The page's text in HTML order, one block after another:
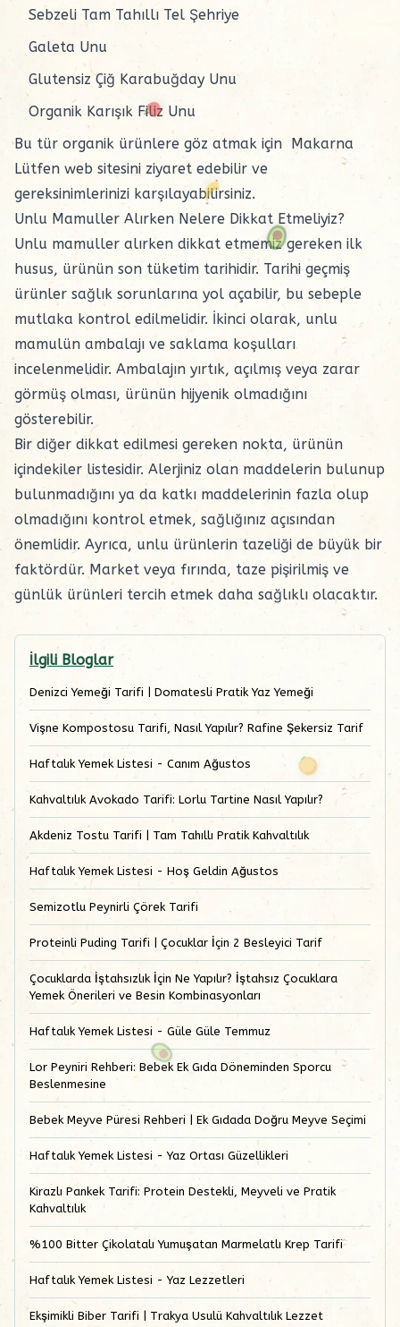
Sebzeli Tam Tahıllı Tel Şehriye
Galeta Unu
Glutensiz Çiğ Karabuğday Unu
Organik Karışık Filiz Unu
Bu tür organik ürünlere göz atmak için Makarna
Lütfen web sitesini ziyaret edebilir ve
gereksinimlerinizi karşılayabilirsiniz.
Unlu Mamuller Alırken Nelere Dikkat Etmeliyiz?
Unlu mamuller alırken dikkat etmemiz gereken ilk
husus, ürünün son tüketim tarihidir. Tarihi geçmiş
ürünler sağlık sorunlarına yol açabilir, bu sebeple
mutlaka kontrol edilmelidir. İkinci olarak, unlu
mamulün ambalajı ve saklama koşulları
incelenmelidir. Ambalajın yırtık, açılmış veya zarar
görmüş olması, ürünün hijyenik olmadığını
gösterebilir.
Bir diğer dikkat edilmesi gereken nokta, ürünün
içindekiler listesidir. Alerjiniz olan maddelerin bulunup
bulunmadığını ya da katkı maddelerinin fazla olup
olmadığını kontrol etmek, sağlığınız açısından
önemlidir. Ayrıca, unlu ürünlerin tazeliği de büyük bir
faktördür. Market veya fırında, taze pişirilmiş ve
günlük ürünleri tercih etmek daha sağlıklı olacaktır.
İlgili Bloglar
Denizci Yemeği Tarifi | Domatesli Pratik Yaz Yemeği
Vişne Kompostosu Tarifi, Nasıl Yapılır? Rafine Şekersiz Tarif
Haftalık Yemek Listesi - Canım Ağustos
Kahvaltılık Avokado Tarifi: Lorlu Tartine Nasıl Yapılır?
Akdeniz Tostu Tarifi | Tam Tahıllı Pratik Kahvaltılık
Haftalık Yemek Listesi - Hoş Geldin Ağustos
Semizotlu Peynirli Çörek Tarifi
Proteinli Puding Tarifi | Çocuklar İçin 2 Besleyici Tarif
Çocuklarda İştahsızlık İçin Ne Yapılır? İştahsız Çocuklara
Yemek Önerileri ve Besin Kombinasyonları
Haftalık Yemek Listesi - Güle Güle Temmuz
Lor Peyniri Rehberi: Bebek Ek Gıda Döneminden Sporcu
Beslenmesine
Bebek Meyve Püresi Rehberi | Ek Gıdada Doğru Meyve Seçimi
Haftalık Yemek Listesi - Yaz Ortası Güzellikleri
Kirazlı Pankek Tarifi: Protein Destekli, Meyveli ve Pratik
Kahvaltılık
%100 Bitter Çikolatalı Yumuşatan Marmelatlı Krep Tarifi
Haftalık Yemek Listesi - Yaz Lezzetleri
Ekşimikli Biber Tarifi | Trakya Usulü Kahvaltılık Lezzet